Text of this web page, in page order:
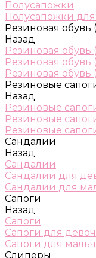
Полусапожки
Полусапожки
Резиновая обувь
Назад
Резиновая обувь
Резиновая обувь
Резиновая обувь
Резиновые
Назад
Резиновые
Резиновые
Резиновые
Сандалии
Назад
Сандалии
Сандалии для
Сандалии для
Сапоги
Назад
Сапоги
Сапоги для
Сапоги для
Слиперы